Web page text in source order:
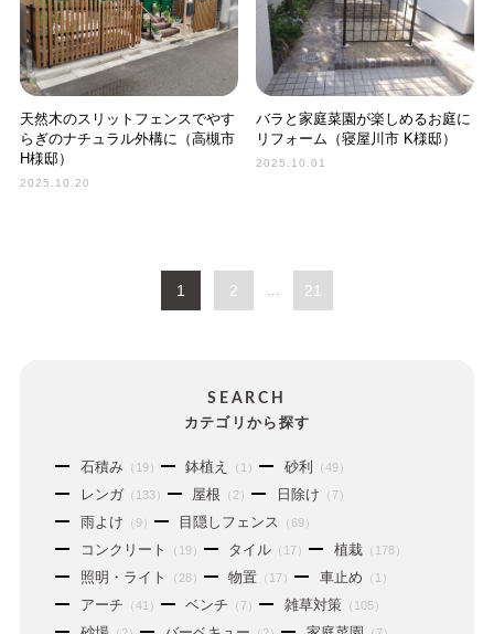
天然木のスリットフェンスでやす
らぎのナチュラル外構に（高槻市
H様邸）
2025.10.20
バラと家庭菜園が楽しめるお庭に
リフォーム（寝屋川市 K様邸）
2025.10.01
1 2 21
SEARCH
カテゴリから探す
石積み（19） 鉢植え （1） 砂利 （49）
レンガ（133） 屋根 （2） 日除け （7）
雨よけ （9） 目隠しフェンス （69）
コンクリート （19） タイル （17） 植栽（178）
照明・ライト （28） 物置 （17） 車止め （1）
アーチ （41） ベンチ （7） 雑草対策 （105）